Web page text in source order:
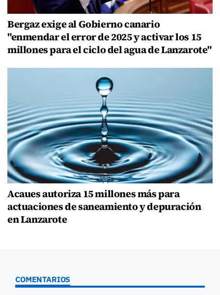
Bergaz exige al Gobierno canario
"enmendar el error de 2025 y activar los 15
millones para el ciclo del agua de Lanzarote"
Acaues autoriza 15 millones más para
actuaciones de saneamiento y depuración
en Lanzarote
COMENTARIOS